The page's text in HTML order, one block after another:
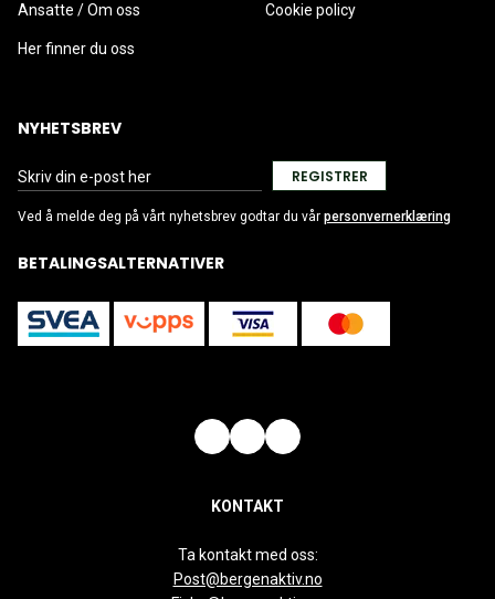
Ansatte / Om oss
Her finner du oss
Cookie policy
NYHETSBREV
REGISTRER
Ved å melde deg på vårt nyhetsbrev godtar du vår personvernerklæring
BETALINGSALTERNATIVER
KONTAKT
Ta kontakt med oss:
Post@bergenaktiv.no